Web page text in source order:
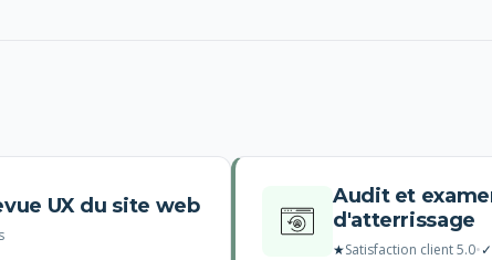
UX du site web
Audit et
d'atterrissage
★Satisfaction client 5.0•✓